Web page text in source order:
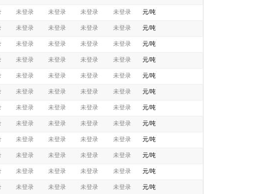
未登录 未登录 未登录 未登录 元/吨
未登录 未登录 未登录 未登录 元/吨
未登录 未登录 未登录 未登录 元/吨
未登录 未登录 未登录 未登录 元/吨
未登录 未登录 未登录 未登录 元/吨
未登录 未登录 未登录 未登录 元/吨
未登录 未登录 未登录 未登录 元/吨
未登录 未登录 未登录 未登录 元/吨
未登录 未登录 未登录 未登录 元/吨
未登录 未登录 未登录 未登录 元/吨
未登录 未登录 未登录 未登录 元/吨
未登录 未登录 未登录 未登录 元/吨